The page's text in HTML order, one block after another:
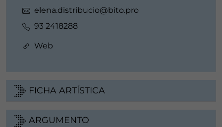
elena.distribucio@bito.pro
93 2418288
Web
FICHA ARTÍSTICA
ARGUMENTO